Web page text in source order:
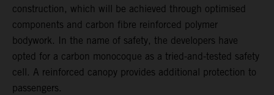
construction, which will be achieved through optimised
components and carbon fibre reinforced polymer
bodywork. In the name of safety, the developers have
opted for a carbon monocoque as a tried-and-tested safety
cell. A reinforced canopy provides additional protection to
passengers.